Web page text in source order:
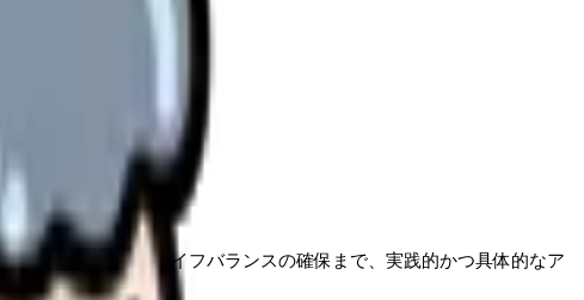
欠です。
、そしてワークライフバランスの確保まで、実践的かつ具体的なア